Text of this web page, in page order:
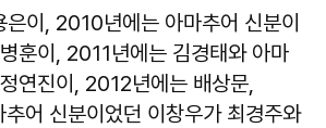
이, 2010년에는 아마추어 신분이
훈이, 2011년에는 김경태와 아마
연진이, 2012년에는 배상문,
어 신분이었던 이창우가 최경주와